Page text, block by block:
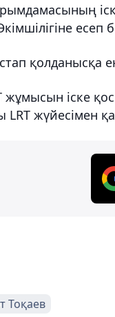
есеп
қолданысқа
жұмысын іске
жүйесімен
Тоқаев